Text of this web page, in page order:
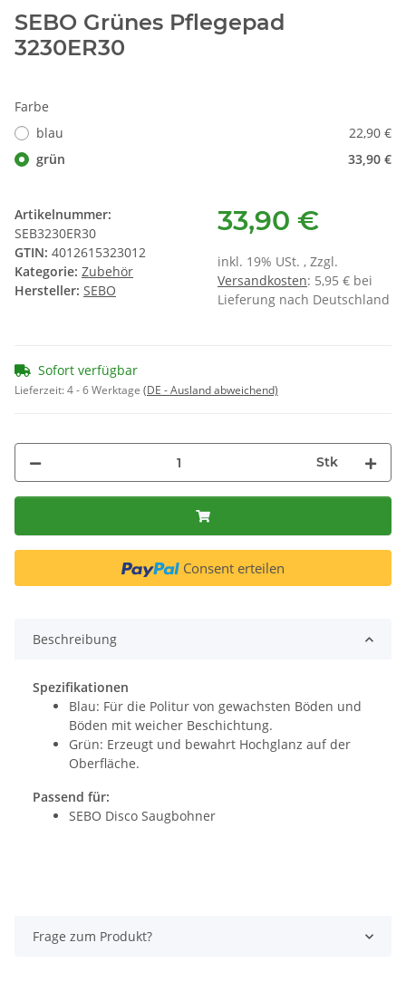
SEBO Grünes Pflegepad
3230ER30
Farbe
blau
22,90 €
grün
33,90 €
Artikelnummer:
SEB3230ER30
GTIN: 4012615323012
Kategorie: Zubehör
Hersteller: SEBO
33,90 €
inkl. 19% USt. , Zzgl.
Versandkosten: 5,95 € bei
Lieferung nach Deutschland
Sofort verfügbar
Lieferzeit:4 - 6 Werktage (DE - Ausland abweichend)
Stk
Consent erteilen
Beschreibung
Spezifikationen
Blau: Für die Politur von gewachsten Böden und
Böden mit weicher Beschichtung.
Grün: Erzeugt und bewahrt Hochglanz auf der
Oberfläche.
Passend für:
SEBO Disco Saugbohner
Frage zum Produkt?